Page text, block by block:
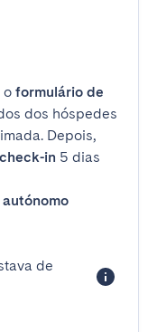
o formulário de
dos hóspedes
Depois,
in 5 dias
de